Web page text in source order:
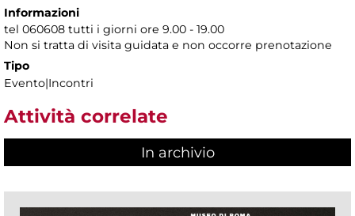
Informazioni
tel 060608 tutti i giorni ore 9.00 - 19.00
Non si tratta di visita guidata e non occorre prenotazione
Tipo
Evento|Incontri
Attività correlate
In archivio